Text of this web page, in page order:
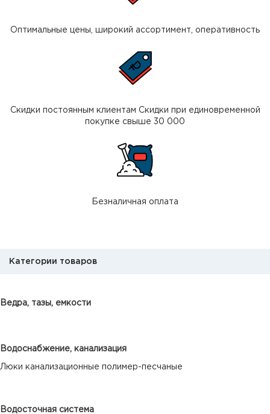
Оптимальные цены, широкий ассортимент, оперативность
Скидки постоянным клиентам Скидки при единовременной
покупке свыше 30 000
Безналичная оплата
Категории товаров
Ведра, тазы, емкости
Водоснабжение, канализация
Люки канализационные полимер-песчаные
Водосточная система